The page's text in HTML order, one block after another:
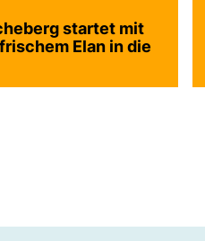
startet mit
Elan in die